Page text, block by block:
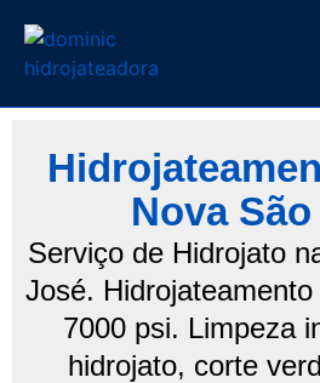
Nova
Serviço de Hidrojato
José.
7000 psi. Limpeza
hidrojato, corte